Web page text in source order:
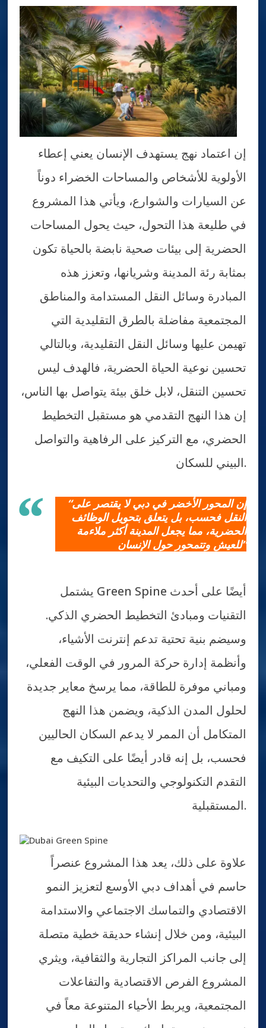
إن اعتماد نهج يستهدف الإنسان يعني إعطاء
الأولوية للأشخاص والمساحات الخضراء دوناً
عن السيارات والشوارع، ويأتي هذا المشروع
في طليعة هذا التحول، حيث يحول المساحات
الحضرية إلى بيئات صحية نابضة بالحياة تكون
بمثابة رئة المدينة وشريانها، وتعزز هذه
المبادرة وسائل النقل المستدامة والمناطق
المجتمعية مفاضلة بالطرق التقليدية التي
تهيمن عليها وسائل النقل التقليدية، وبالتالي
تحسين نوعية الحياة الحضرية، فالهدف ليس
تحسين التنقل، لابل خلق بيئة يتواصل بها الناس،
إن هذا النهج التقدمي هو مستقبل التخطيط
الحضري، مع التركيز على الرفاهية والتواصل
البيني للسكان.
“إن المحور الأخضر في دبي لا يقتصر على
النقل فحسب، بل يتعلق بتحويل الوظائف
الحضرية، مما يجعل المدينة أكثر ملاءمة
للعيش وتتمحور حول الإنسان”
يشتمل Green Spine أيضًا على أحدث
التقنيات ومبادئ التخطيط الحضري الذكي.
وسيضم بنية تحتية تدعم إنترنت الأشياء،
وأنظمة إدارة حركة المرور في الوقت الفعلي،
ومباني موفرة للطاقة، مما يرسخ معاير جديدة
لحلول المدن الذكية، ويضمن هذا النهج
المتكامل أن الممر لا يدعم السكان الحاليين
فحسب، بل إنه قادر أيضًا على التكيف مع
التقدم التكنولوجي والتحديات البيئية
المستقبلية.
علاوة على ذلك، يعد هذا المشروع عنصراً
حاسم في أهداف دبي الأوسع لتعزيز النمو
الاقتصادي والتماسك الاجتماعي والاستدامة
البيئية، ومن خلال إنشاء حديقة خطية متصلة
إلى جانب المراكز التجارية والثقافية، ويثري
المشروع الفرص الاقتصادية والتفاعلات
المجتمعية، ويربط الأحياء المتنوعة معاً في